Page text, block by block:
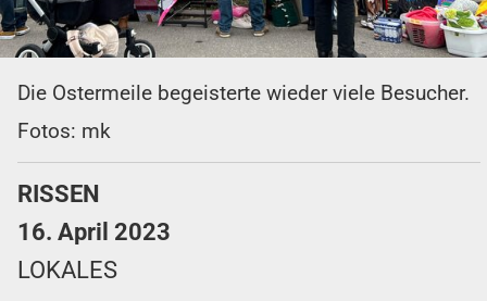
Die Ostermeile begeisterte wieder viele Besucher.
Fotos: mk
RISSEN
16. April 2023
LOKALES